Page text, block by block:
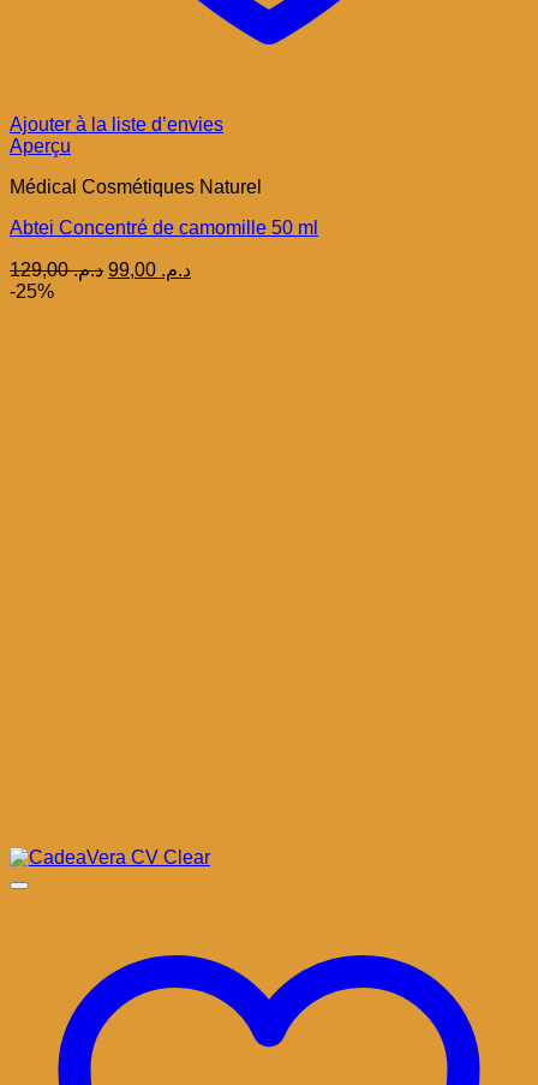
Ajouter à la liste d’envies
Aperçu
Médical Cosmétiques Naturel
Abtei Concentré de camomille 50 ml
د.م.129,00
Le
د.م.Le
-25%